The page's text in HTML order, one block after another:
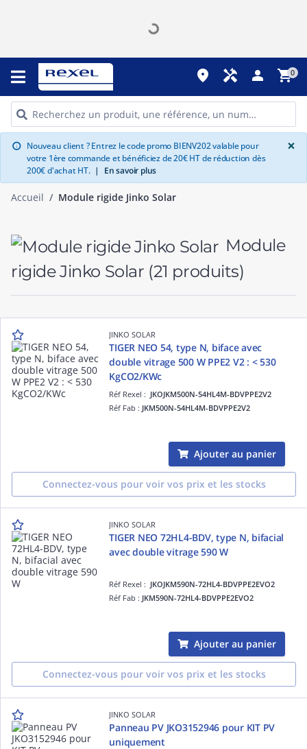
place handyman person shopping_cart0
info Nouveau client ? Entrez le code promo BIENV202 valable pour
votre 1ère commande et bénéficiez de 20€ HT de réduction dès
200€ d'achat HT. | En savoir plus
×
Accueil Module rigide Jinko Solar
Module
rigide Jinko Solar (21 produits)
JINKO SOLAR
TIGER NEO 54, type N, biface avec
double vitrage 500 W PPE2 V2 : < 530
KgCO2/KWc
Réf Rexel : JKOJKM500N-54HL4M-BDVPPE2V2
Réf Fab : JKM500N-54HL4M-BDVPPE2V2
Ajouter au panier
Connectez-vous pour voir vos prix et les stocks
JINKO SOLAR
TIGER NEO 72HL4-BDV, type N, bifacial
avec double vitrage 590 W
Réf Rexel : JKOJKM590N-72HL4-BDVPPE2EVO2
Réf Fab : JKM590N-72HL4-BDVPPE2EVO2
Ajouter au panier
Connectez-vous pour voir vos prix et les stocks
JINKO SOLAR
Panneau PV JKO3152946 pour KIT PV
uniquement